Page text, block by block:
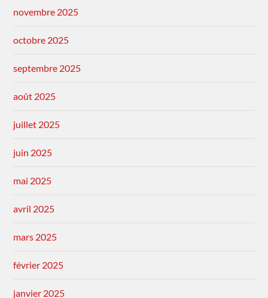
novembre 2025
octobre 2025
septembre 2025
août 2025
juillet 2025
juin 2025
mai 2025
avril 2025
mars 2025
février 2025
janvier 2025